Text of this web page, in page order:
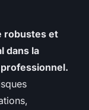
robustes et
dans la